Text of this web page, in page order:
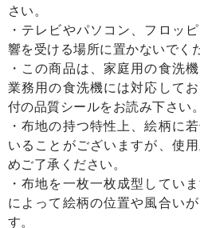
さい。
・テレビやパソコン、フロッ
響を受ける場所に置かないでく
・この商品は、家庭用の食洗
業務用の食洗機には対応して
付の品質シールをお読み下さい。
・布地の持つ特性上、絵柄に
いることがございますが、使
めご了承ください。
・布地を一枚一枚成型してい
によって絵柄の位置や風合い
す。